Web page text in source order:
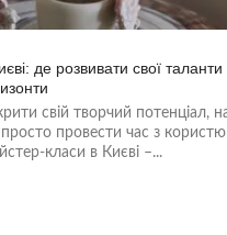
де розвивати свої таланти
свій творчий потенціал,
провести час з користю
класи в Києві –...